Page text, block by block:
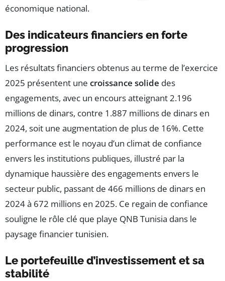
économique national.
Des indicateurs financiers en forte
progression
Les résultats financiers obtenus au terme de l’exercice
2025 présentent une croissance solide des
engagements, avec un encours atteignant 2.196
millions de dinars, contre 1.887 millions de dinars en
2024, soit une augmentation de plus de 16%. Cette
performance est le noyau d’un climat de confiance
envers les institutions publiques, illustré par la
dynamique haussière des engagements envers le
secteur public, passant de 466 millions de dinars en
2024 à 672 millions en 2025. Ce regain de confiance
souligne le rôle clé que playe QNB Tunisia dans le
paysage financier tunisien.
Le portefeuille d’investissement et sa
stabilité